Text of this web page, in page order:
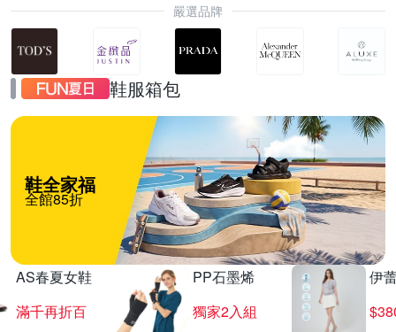
嚴選品牌
鞋服箱包
鞋全家福
全館85折
AS春夏女鞋
滿千再折百
PP石墨烯
獨家2入組
伊